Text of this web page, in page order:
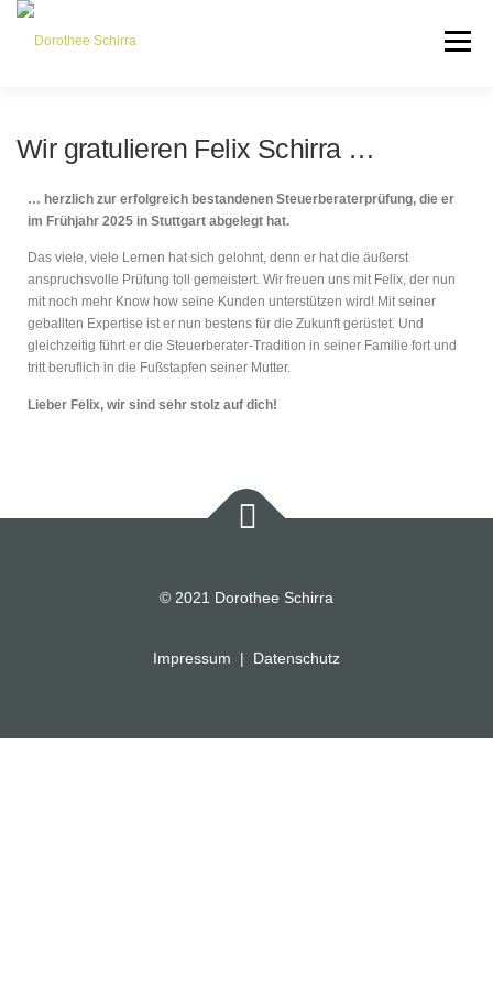
Menü
Wir gratulieren Felix Schirra …
… herzlich zur erfolgreich bestandenen Steuerberaterprüfung, die er
im Frühjahr 2025 in Stuttgart abgelegt hat.
Das viele, viele Lernen hat sich gelohnt, denn er hat die äußerst
anspruchsvolle Prüfung toll gemeistert. Wir freuen uns mit Felix, der nun
mit noch mehr Know how seine Kunden unterstützen wird! Mit seiner
geballten Expertise ist er nun bestens für die Zukunft gerüstet. Und
gleichzeitig führt er die Steuerberater-Tradition in seiner Familie fort und
tritt beruflich in die Fußstapfen seiner Mutter.
Lieber Felix, wir sind sehr stolz auf dich!
© 2021 Dorothee Schirra
Impressum | Datenschutz